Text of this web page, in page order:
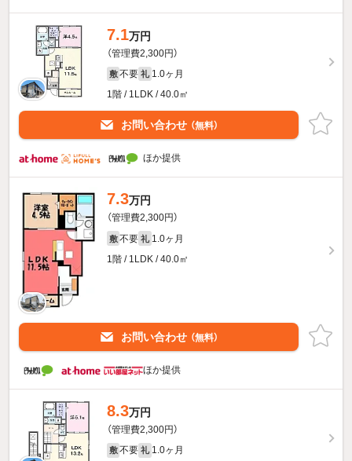
7.1万円
（管理費2,300円）
敷 不要 礼 1.0ヶ月
1階 / 1LDK / 40.0㎡
お問い合わせ （無料）
ほか提供
7.3万円
（管理費2,300円）
敷 不要 礼 1.0ヶ月
1階 / 1LDK / 40.0㎡
お問い合わせ （無料）
ほか提供
8.3万円
（管理費2,300円）
敷 不要 礼 1.0ヶ月